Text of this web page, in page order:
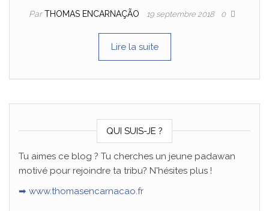
ParTHOMAS ENCARNAÇÃO 19 septembre 2018 0
Lire la suite
QUI SUIS-JE ?
Tu aimes ce blog ? Tu cherches un jeune padawan
motivé pour rejoindre ta tribu? N'hésites plus !
➡ www.thomasencarnacao.fr